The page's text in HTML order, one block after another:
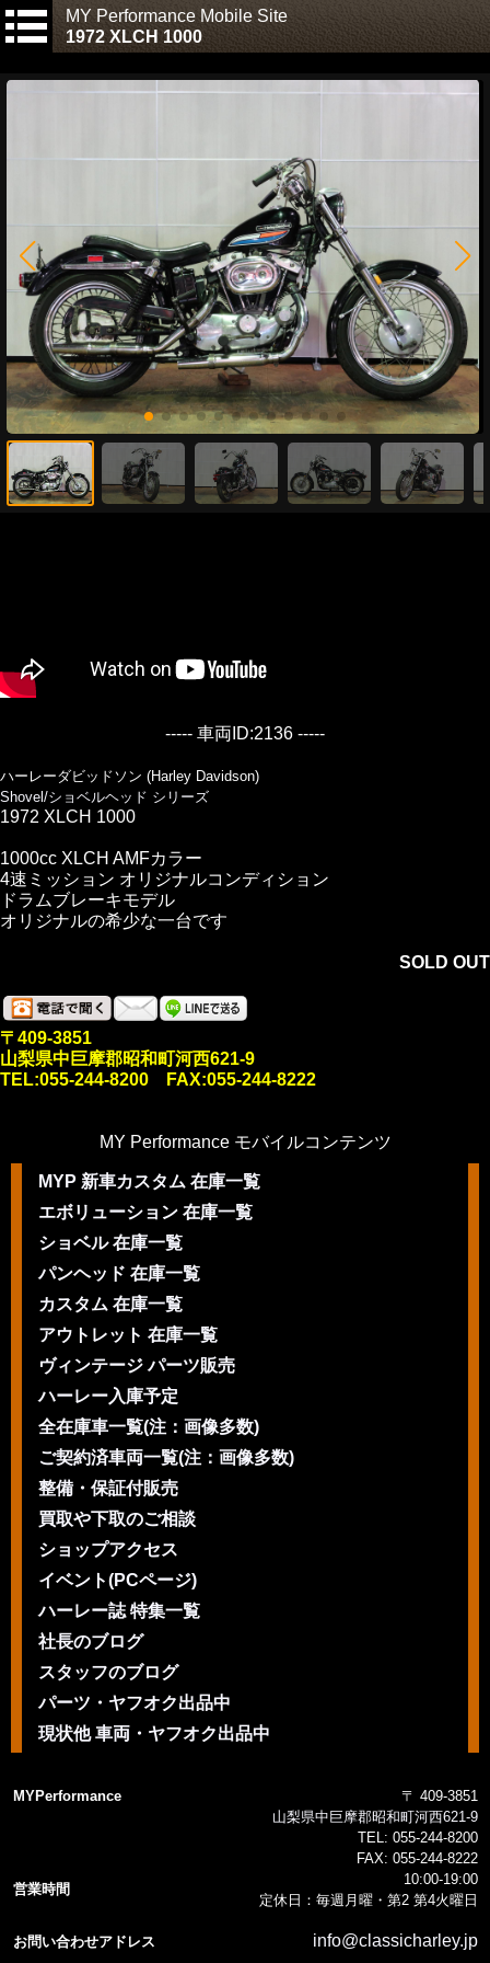
MY Performance Mobile Site
1972 XLCH 1000
----- 車両ID:2136 -----
ハーレーダビッドソン (Harley Davidson)
Shovel/ショベルヘッド シリーズ
1972 XLCH 1000
1000cc XLCH AMFカラー
4速ミッション オリジナルコンディション
ドラムブレーキモデル
オリジナルの希少な一台です
SOLD OUT
〒409-3851
山梨県中巨摩郡昭和町河西621-9
TEL:055-244-8200 FAX:055-244-8222
MY Performance モバイルコンテンツ
MYP 新車カスタム 在庫一覧
エボリューション 在庫一覧
ショベル 在庫一覧
パンヘッド 在庫一覧
カスタム 在庫一覧
アウトレット 在庫一覧
ヴィンテージ パーツ販売
ハーレー入庫予定
全在庫車一覧(注：画像多数)
ご契約済車両一覧(注：画像多数)
整備・保証付販売
買取や下取のご相談
ショップアクセス
イベント(PCページ)
ハーレー誌 特集一覧
社長のブログ
スタッフのブログ
パーツ・ヤフオク出品中
現状他 車両・ヤフオク出品中
MYPerformance
〒 409-3851
山梨県中巨摩郡昭和町河西621-9
TEL: 055-244-8200
FAX: 055-244-8222
営業時間
10:00-19:00
定休日：毎週月曜・第2 第4火曜日
お問い合わせアドレス info@classicharley.jp